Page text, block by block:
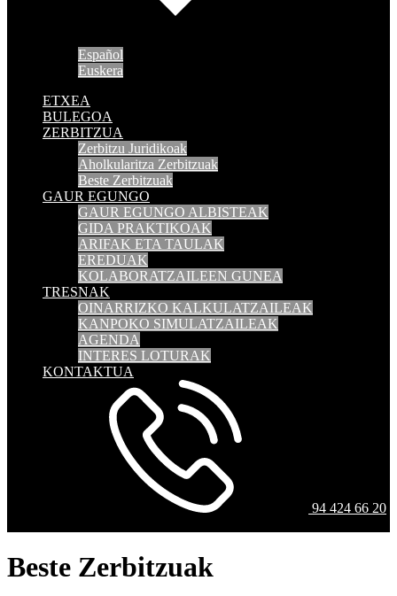
Español
Euskera
ETXEA
BULEGOA
ZERBITZUA
Zerbitzu Juridikoak
Aholkularitza Zerbitzuak
Beste Zerbitzuak
GAUR EGUNGO
GAUR EGUNGO ALBISTEAK
GIDA PRAKTIKOAK
ARIFAK ETA TAULAK
EREDUAK
KOLABORATZAILEEN GUNEA
TRESNAK
OINARRIZKO KALKULATZAILEAK
KANPOKO SIMULATZAILEAK
AGENDA
INTERES LOTURAK
KONTAKTUA
94 424 66 20
Beste Zerbitzuak